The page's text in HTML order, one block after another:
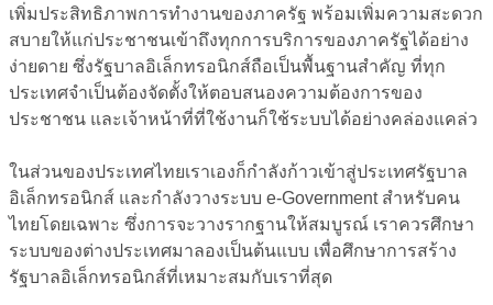
เพิ่มประสิทธิภาพการทำงานของภาครัฐ พร้อมเพิ่มความสะดวก
สบายให้แก่ประชาชนเข้าถึงทุกการบริการของภาครัฐได้อย่าง
ง่ายดาย ซึ่งรัฐบาลอิเล็กทรอนิกส์ถือเป็นพื้นฐานสำคัญ ที่ทุก
ประเทศจำเป็นต้องจัดตั้งให้ตอบสนองความต้องการของ
ประชาชน และเจ้าหน้าที่ที่ใช้งานก็ใช้ระบบได้อย่างคล่องแคล่ว
ในส่วนของประเทศไทยเราเองก็กำลังก้าวเข้าสู่ประเทศรัฐบาล
อิเล็กทรอนิกส์ และกำลังวางระบบ e-Government สำหรับคน
ไทยโดยเฉพาะ ซึ่งการจะวางรากฐานให้สมบูรณ์ เราควรศึกษา
ระบบของต่างประเทศมาลองเป็นต้นแบบ เพื่อศึกษาการสร้าง
รัฐบาลอิเล็กทรอนิกส์ที่เหมาะสมกับเราที่สุด